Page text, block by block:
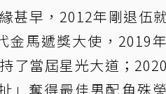
甚早，2012年剛退伍
金馬遞獎大使，2019
了當屆星光大道；
」奪得最佳男配角殊